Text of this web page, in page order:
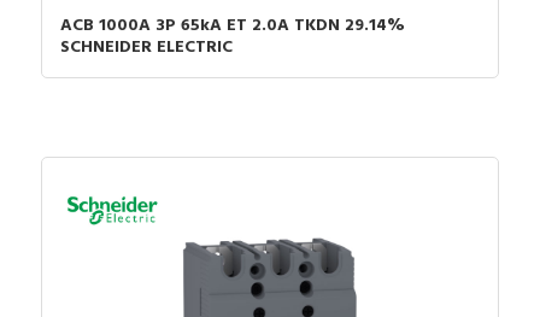
ACB 1000A 3P 65kA ET 2.0A TKDN 29.14%
SCHNEIDER ELECTRIC